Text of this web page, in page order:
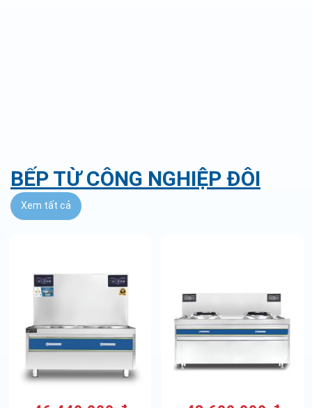
BẾP TỪ CÔNG NGHIỆP ĐÔI
Xem tất cả